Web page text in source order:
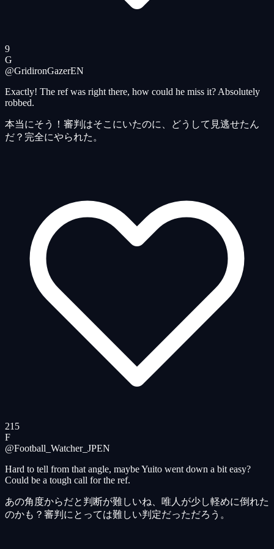
9
G
@GridironGazerEN
Exactly! The ref was right there, how could he miss it? Absolutely
robbed.
本当にそう！審判はそこにいたのに、どうして見逃せたん
だ？完全にやられた。
215
F
@Football_Watcher_JPEN
Hard to tell from that angle, maybe Yuito went down a bit easy?
Could be a tough call for the ref.
あの角度からだと判断が難しいね、唯人が少し軽めに倒れた
のかも？審判にとっては難しい判定だっただろう。